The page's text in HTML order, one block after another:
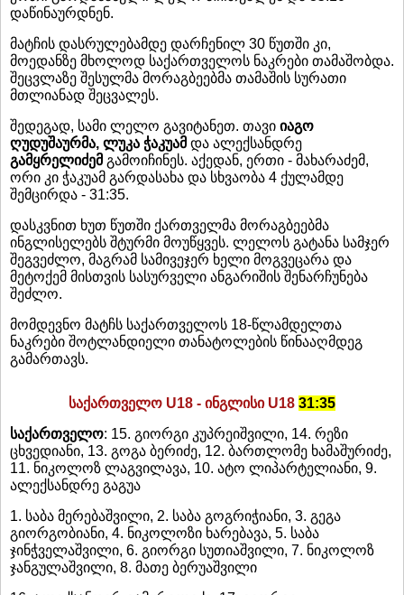
დაწინაურდნენ.
მატჩის დასრულებამდე დარჩენილ 30 წუთში კი,
მოედანზე მხოლოდ საქართველოს ნაკრები თამაშობდა.
შეცვლაზე შესულმა მორაგბეებმა თამაშის სურათი
მთლიანად შეცვალეს.
შედეგად, სამი ლელო გავიტანეთ. თავი იაგო
ღუდუშაურმა, ლუკა ჭაკუამ და ალექსანდრე
გამყრელიძემ გამოიჩინეს. აქედან, ერთი - მახარაძემ,
ორი კი ჭაკუამ გარდასახა და სხვაობა 4 ქულამდე
შემცირდა - 31:35.
დასკვნით ხუთ წუთში ქართველმა მორაგბეებმა
ინგლისელებს შტურმი მოუწყვეს. ლელოს გატანა სამჯერ
შეგვეძლო, მაგრამ სამივეჯერ ხელი მოგვეცარა და
მეტოქემ მისთვის სასურველი ანგარიშის შენარჩუნება
შეძლო.
მომდევნო მატჩს საქართველოს 18-წლამდელთა
ნაკრები შოტლანდიელი თანატოლების წინააღმდეგ
გამართავს.
საქართველო U18 - ინგლისი U18 31:35
საქართველო: 15. გიორგი კუპრეიშვილი, 14. რეზი
ცხვედიანი, 13. გოგა ბერიძე, 12. ბართლომე ხამაშურიძე,
11. ნიკოლოზ ლაგვილავა, 10. ატო ლიპარტელიანი, 9.
ალექსანდრე გაგუა
1. საბა მერებაშვილი, 2. საბა გოგრიჭიანი, 3. გეგა
გიორგობიანი, 4. ნიკოლოზი ხარებავა, 5. საბა
ჯინჭველაშვილი, 6. გიორგი სუთიაშვილი, 7. ნიკოლოზ
ჯანგულაშვილი, 8. მათე ბერუაშვილი